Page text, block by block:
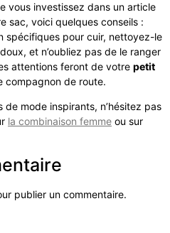
vous investissez dans un article
sac, voici quelques conseils :
spécifiques pour cuir, nettoyez-le
et n’oubliez pas de le ranger
attentions feront de votre petit
compagnon de route.
de mode inspirants, n’hésitez pas
la combinaison femme ou sur
publier un commentaire.